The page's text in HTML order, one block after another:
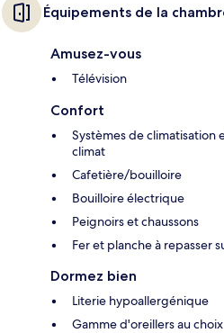
Équipements de la
Amusez-vous
Télévision
Confort
Systèmes de climatisation
climat
Cafetière/bouilloire
Bouilloire électrique
Peignoirs et chaussons
Fer et planche à repasser
Dormez bien
Literie hypoallergénique
Gamme d'oreillers au choix